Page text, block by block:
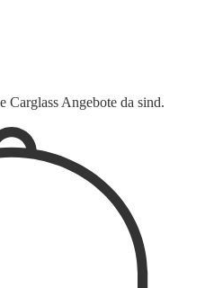
Carglass Angebote da sind.